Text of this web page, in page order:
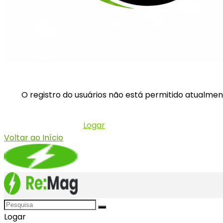
O registro do usuários não está permitido
Logar
Voltar ao Início
Logar